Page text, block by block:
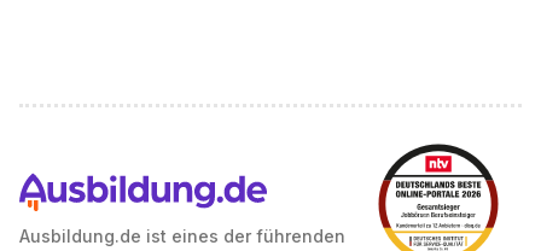
Ausbildung.de ist eines der führenden